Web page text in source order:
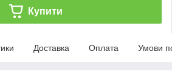
Купити
Доставка Оплата Умови